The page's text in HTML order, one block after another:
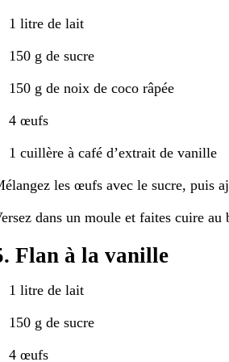
1 litre de lait
150 g de sucre
150 g de noix de coco râpée
4 œufs
1 cuillère à café d’extrait de vanille
les œufs avec le sucre, puis
dans un moule et faites cuire au
Flan à la vanille
1 litre de lait
150 g de sucre
4 œufs